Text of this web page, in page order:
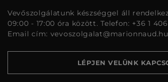
Vevőszolgálatunk készséggel áll
09:00 - 17:00 óra között. Telefon: +36 1
Email cím: vevoszolgalat@marionnaud.hu
LÉPJEN VELÜNK